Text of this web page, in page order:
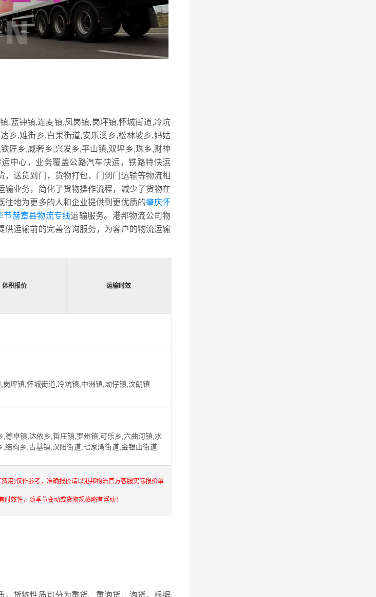
,蓝钟镇,连麦镇,凤岗镇,岗坪镇,怀城街道,冷坑
乡,雉街乡,白果街道,安乐溪乡,松林坡乡,妈姑
匠乡,威奢乡,兴发乡,平山镇,双坪乡,珠乡,财神
中心，业务覆盖公路汽车快运，铁路特快运
送货到门，货物打包，门到门运输等物流相
业务，简化了货物操作流程，减少了货物在
往地为更多的人和企业提供到更优质的肇庆怀
节赫章县物流专线运输服务。港邦物流公司物
运输前的完善咨询服务，为客户的物流运输
体积报价 运输时效
坪镇,怀城街道,冷坑镇,中洲镇,坳仔镇,汶朗镇
德卓镇,达依乡,哲庄镇,罗州镇,可乐乡,六曲河镇,水
结构乡,古基镇,汉阳街道,七家湾街道,金银山街道
用)仅作参考，准确报价请以港邦物流官方客服实际报价单
效性，随季节变动或货物规格略有浮动！
，货物性质可分为重货、重泡货、泡货，根据